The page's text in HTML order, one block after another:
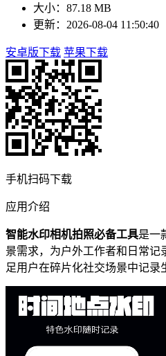
大小：87.18 MB
更新：2026-08-04 11:50:40
安卓版下载 苹果下载
手机扫码下载
应用介绍
智能水印相机拍照必备工具是一
景需求，为户外工作者和日常记
足用户在碎片化社交场景中记录